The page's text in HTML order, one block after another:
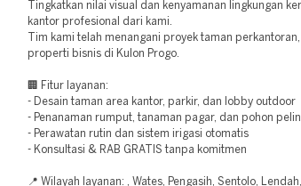
Tingkatkan nilai visual dan kenyamanan lingkungan
kantor profesional dari kami.
Tim kami telah menangani proyek taman
properti bisnis di Kulon Progo.
🏢 Fitur layanan:
- Desain taman area kantor, parkir, dan lobby outdoor
- Penanaman rumput, tanaman pagar, dan pohon
- Perawatan rutin dan sistem irigasi otomatis
- Konsultasi & RAB GRATIS tanpa komitmen
📍 Wilayah layanan: , Wates, Pengasih, Sentolo,